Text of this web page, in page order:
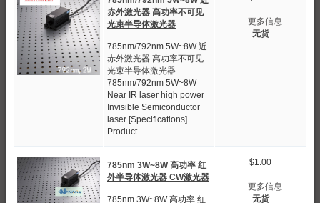
赤外激光器 高功率不可见
光束半导体激光器
785nm/792nm 5W~8W 近
赤外激光器 高功率不可见
光束半导体激光器
785nm/792nm 5W~8W
Near IR laser high power
Invisible Semiconductor
laser [Specifications]
Product...
... 更多信息
无货
785nm 3W~8W 高功率 红
外半导体激光器 CW激光器
785nm 3W~8W 高功率 红
$1.00
... 更多信息
无货